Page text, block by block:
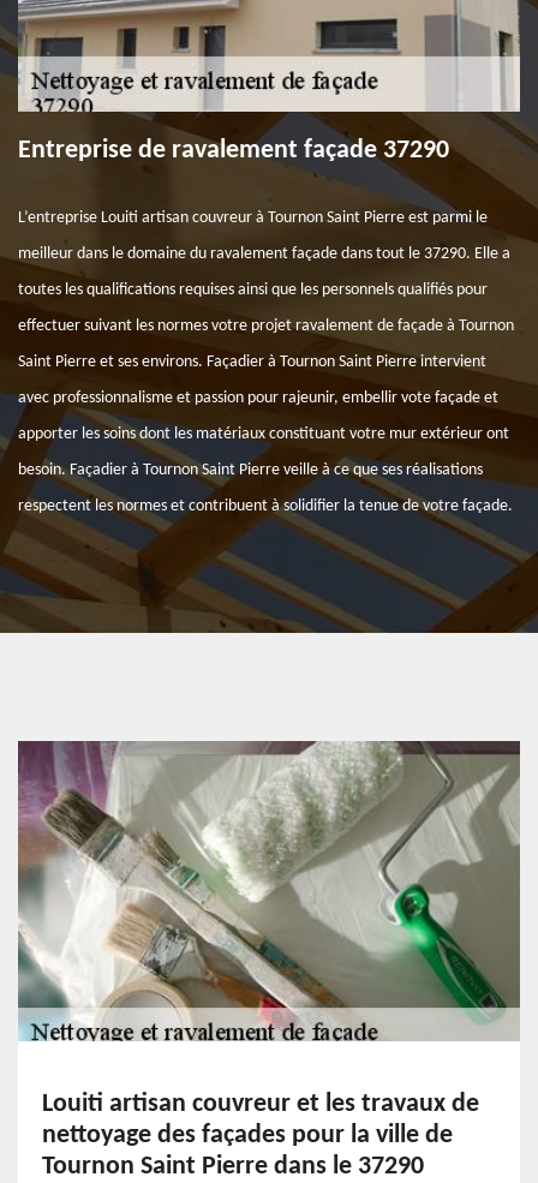
Entreprise de ravalement façade 37290
L’entreprise Louiti artisan couvreur à Tournon Saint Pierre est parmi le
meilleur dans le domaine du ravalement façade dans tout le 37290. Elle a
toutes les qualifications requises ainsi que les personnels qualifiés pour
effectuer suivant les normes votre projet ravalement de façade à Tournon
Saint Pierre et ses environs. Façadier à Tournon Saint Pierre intervient
avec professionnalisme et passion pour rajeunir, embellir vote façade et
apporter les soins dont les matériaux constituant votre mur extérieur ont
besoin. Façadier à Tournon Saint Pierre veille à ce que ses réalisations
respectent les normes et contribuent à solidifier la tenue de votre façade.
Louiti artisan couvreur et les travaux de
nettoyage des façades pour la ville de
Tournon Saint Pierre dans le 37290